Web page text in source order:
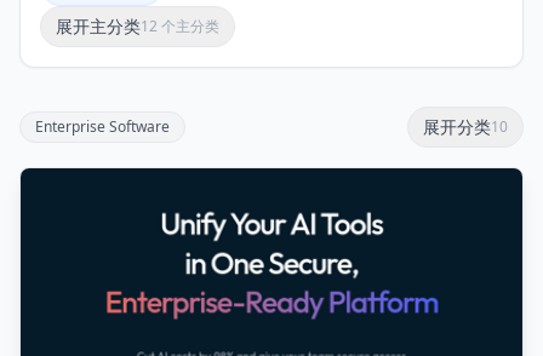
展开主分类12 个主分类
Enterprise Software 展开分类10